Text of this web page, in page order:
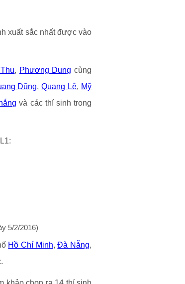
xuất sắc nhất được vào
, Phương Dung cùng
Dũng,Quang Lê, Mỹ
và các thí sinh trong
5/2/2016)
Hồ Chí Minh,Đà Nẵng,